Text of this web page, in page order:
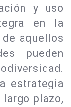
y uso
en la
aquellos
pueden
estrategia
plazo,